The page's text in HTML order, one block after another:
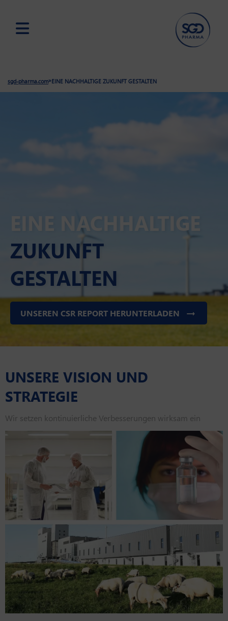
content
sgd-pharma.com»EINE NACHHALTIGE ZUKUNFT GESTALTEN
EINE NACHHALTIGE
ZUKUNFT
GESTALTEN
UNSEREN CSR REPORT HERUNTERLADEN
UNSERE VISION UND
STRATEGIE
Wir setzen kontinuierliche Verbesserungen wirksam ein